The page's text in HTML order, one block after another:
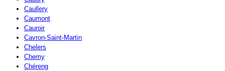
Caullery
Caumont
Cauroir
Cavron-Saint-Martin
Chelers
Chemy
Chéreng